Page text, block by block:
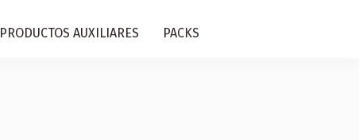
PRODUCTOS AUXILIARES PACKS